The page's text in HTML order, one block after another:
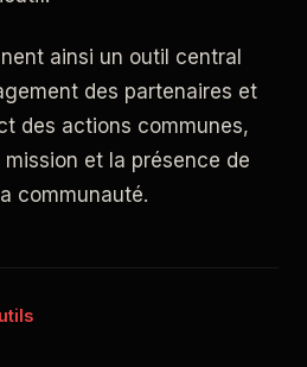
ainsi un outil central
des partenaires et
des actions communes,
et la présence de
communauté.